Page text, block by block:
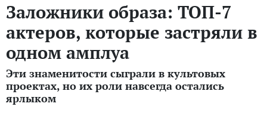
Заложники образа: ТОП-7
актеров, которые застряли в
одном амплуа
Эти знаменитости сыграли в культовых
проектах, но их роли навсегда остались
ярлыком